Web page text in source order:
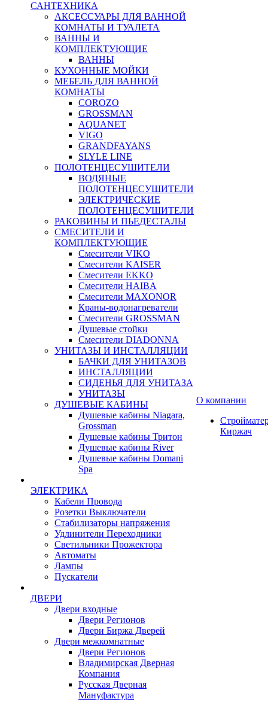
САНТЕХНИКА
АКСЕССУАРЫ ДЛЯ ВАННОЙ
КОМНАТЫ И ТУАЛЕТА
ВАННЫ И
КОМПЛЕКТУЮЩИЕ
ВАННЫ
КУХОННЫЕ МОЙКИ
МЕБЕЛЬ ДЛЯ ВАННОЙ
КОМНАТЫ
COROZO
GROSSMAN
AQUANET
VIGO
GRANDFAYANS
SLYLE LINE
ПОЛОТЕНЦЕСУШИТЕЛИ
ВОДЯНЫЕ
ПОЛОТЕНЦЕСУШИТЕЛИ
ЭЛЕКТРИЧЕСКИЕ
ПОЛОТЕНЦЕСУШИТЕЛИ
РАКОВИНЫ И ПЬЕДЕСТАЛЫ
СМЕСИТЕЛИ И
КОМПЛЕКТУЮЩИЕ
Смесители VIKO
Смесители KAISER
Смесители EKKO
Смесители HAIBA
Смесители MAXONOR
Краны-водонагреватели
Смесители GROSSMAN
Душевые стойки
Смесители DIADONNA
УНИТАЗЫ И ИНСТАЛЛЯЦИИ
БАЧКИ ДЛЯ УНИТАЗОВ
ИНСТАЛЛЯЦИИ
СИДЕНЬЯ ДЛЯ УНИТАЗА
УНИТАЗЫ
ДУШЕВЫЕ КАБИНЫ
Душевые кабины Niagara,
Grossman
Душевые кабины Тритон
Душевые кабины River
Душевые кабины Domani
Spa
ЭЛЕКТРИКА
Кабели Провода
Розетки Выключатели
Стабилизаторы напряжения
Удлинители Переходники
Светильники Прожектора
Автоматы
Лампы
Пускатели
ДВЕРИ
Двери входные
Двери Регионов
Двери Биржа Дверей
Двери межкомнатные
Двери Регионов
Владимирская Дверная
Компания
Русская Дверная
Мануфактура
О компании
Киржач